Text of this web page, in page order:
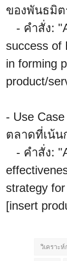
ของพันธมิต
- คำสั่ง:
success of
in forming
product/
- Use
ตลาดที่เน้น
- คำสั่ง:
strategy
[insert
วิเคราะ